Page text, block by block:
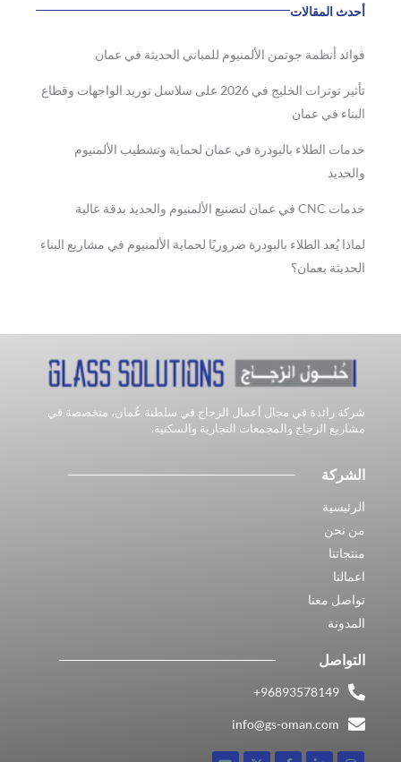
أحدث المقالات
فوائد أنظمة جوتمن الألمنيوم للمباني الحديثة في عمان
تأثير توترات الخليج في 2026 على سلاسل توريد الواجهات وقطاع
البناء في عمان
خدمات الطلاء بالبودرة في عمان لحماية وتشطيب الألمنيوم
والحديد
خدمات CNC في عمان لتصنيع الألمنيوم والحديد بدقة عالية
لماذا يُعد الطلاء بالبودرة ضروريًا لحماية الألمنيوم في مشاريع البناء
الحديثة بعمان؟
شركة رائدة في مجال أعمال الزجاج في سلطنة عُمان، متخصصة في
مشاريع الزجاج والمجمعات التجارية والسكنية.
الشركة
الرئيسية
من نحن
منتجاتنا
اعمالنا
تواصل معنا
المدونة
التواصل
96893578149​+
info@gs-oman.com